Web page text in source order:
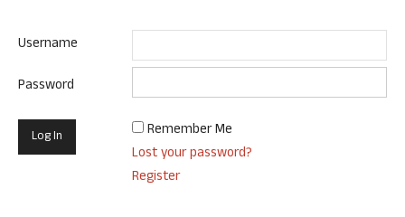
Username
Password
Remember Me
Lost your password?
Register